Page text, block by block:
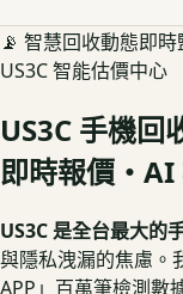
📡 智慧回收動態即
US3C 智能估價中心
US3C 手機回
即時報價・
US3C 是全台最大的
與隱私洩漏的焦慮。
APP」百萬筆檢測數